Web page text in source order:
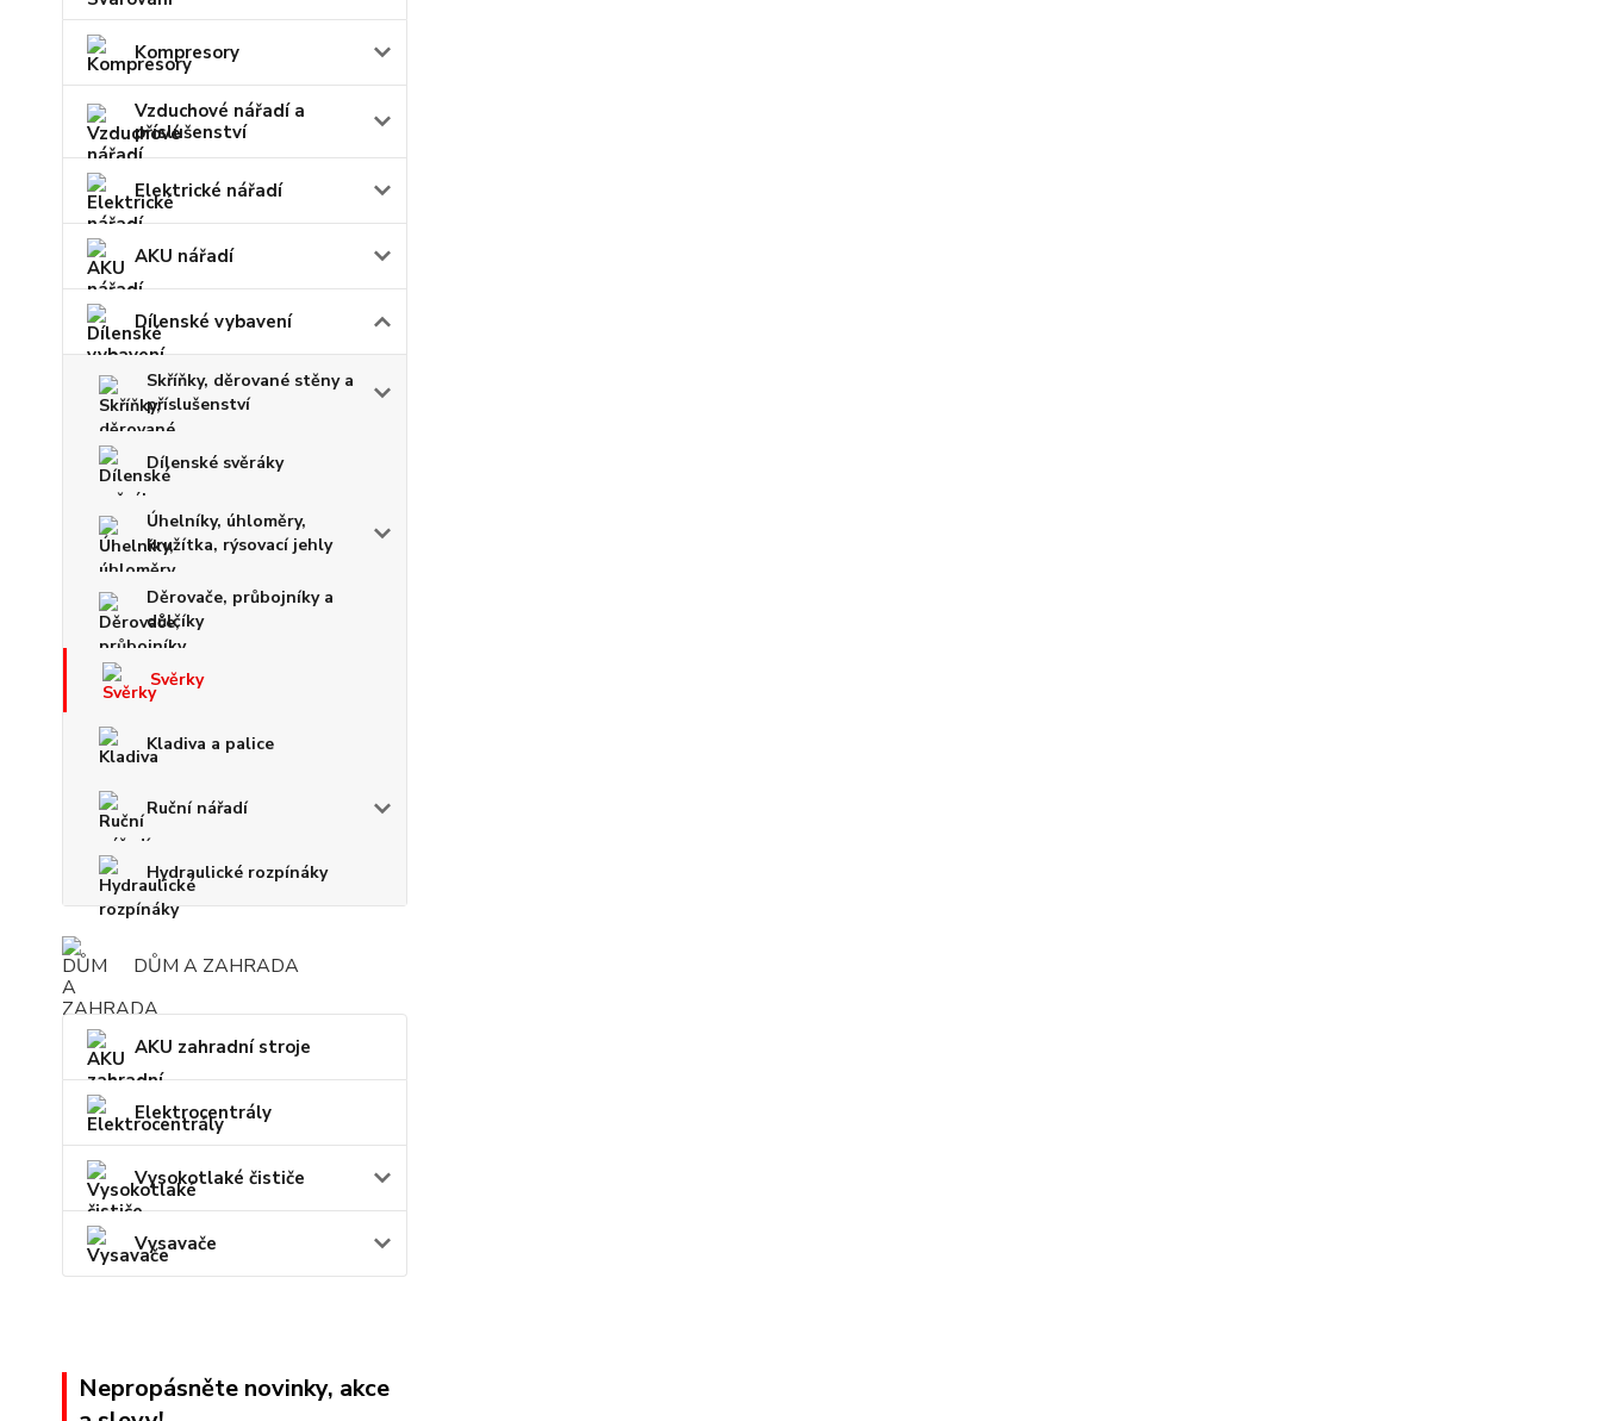
Kompresory
Vzduchové nářadí a
příslušenství
Elektrické nářadí
AKU nářadí
Dílenské vybavení
Skříňky, děrované stěny a
příslušenství
Dílenské svěráky
Úhelníky, úhloměry,
kružítka, rýsovací jehly
Děrovače, průbojníky a
důlčíky
Svěrky
Kladiva a palice
Ruční nářadí
Hydraulické rozpínáky
DŮM A ZAHRADA
AKU zahradní stroje
Elektrocentrály
Vysokotlaké čističe
Vysavače
Nepropásněte novinky, akce